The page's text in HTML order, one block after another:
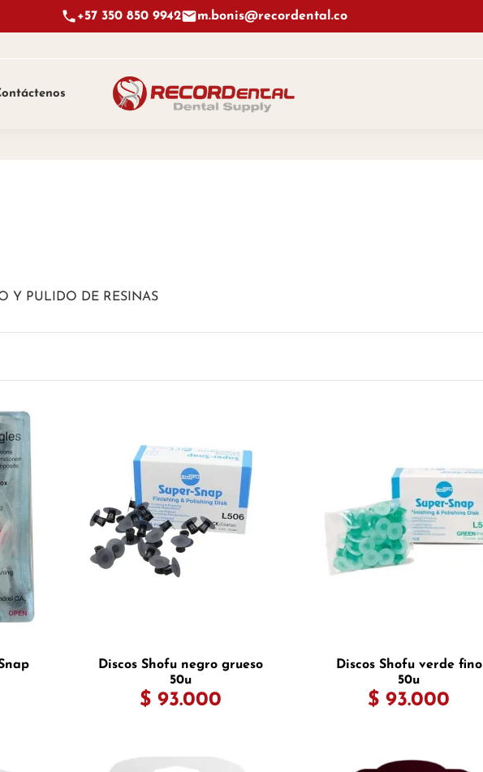
+57 350 850 9942 m.bonis@recordental.co
Y PULIDO DE RESINAS
Discos Shofu negro grueso
50u
$ 93.000
Discos Shofu verde fino
50u
$ 93.000